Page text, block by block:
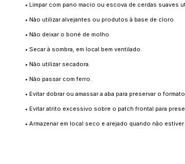
• Limpar com pano macio ou escova de cerdas suaves
• Não utilizar alvejantes ou produtos à base de cloro.
• Não deixar o boné de molho.
• Secar à sombra, em local bem ventilado.
• Não utilizar secadora.
• Não passar com ferro.
• Evitar dobrar ou amassar a aba para preservar o
• Evitar atrito excessivo sobre o patch frontal para
• Armazenar em local seco e arejado quando não estiver